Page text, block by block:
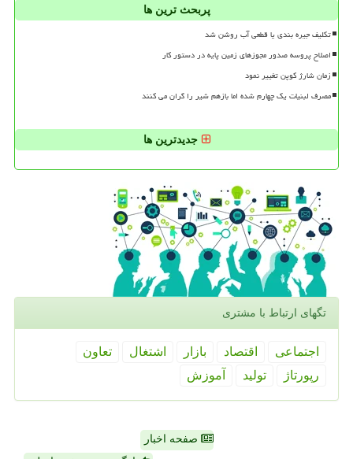
پربحث ترین ها
تکلیف جیره بندی یا قطعی آب روشن شد
اصلاح پروسه صدور مجوزهای زمین پایه در دستور کار
زمان شارژ کوپن تغییر نمود
مصرف لبنیات یک چهارم شده اما بازهم شیر را گران می کنند
جدیدترین ها
تگهای ارتباط با مشتری
اجتماعی اقتصاد بازار اشتغال
تعاون
رپورتاژ
تولید آموزش
صفحه اخبار